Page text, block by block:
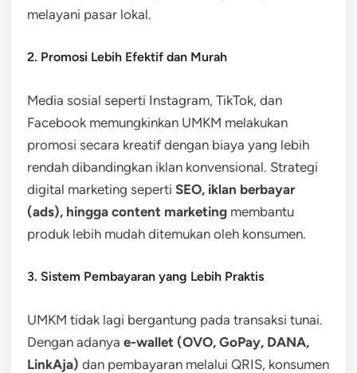
melayani pasar lokal.
2. Promosi Lebih Efektif dan Murah
Media sosial seperti Instagram, TikTok, dan
Facebook memungkinkan UMKM melakukan
promosi secara kreatif dengan biaya yang lebih
rendah dibandingkan iklan konvensional. Strategi
digital marketing seperti SEO, iklan berbayar
(ads), hingga content marketing membantu
produk lebih mudah ditemukan oleh konsumen.
3. Sistem Pembayaran yang Lebih Praktis
UMKM tidak lagi bergantung pada transaksi tunai.
Dengan adanya e-wallet (OVO, GoPay, DANA,
LinkAja) dan pembayaran melalui QRIS, konsumen